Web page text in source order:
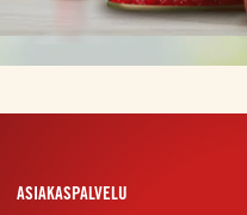
ASIAKASPALVELU